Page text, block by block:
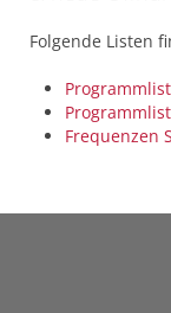
Folgende Listen
Frequenzen